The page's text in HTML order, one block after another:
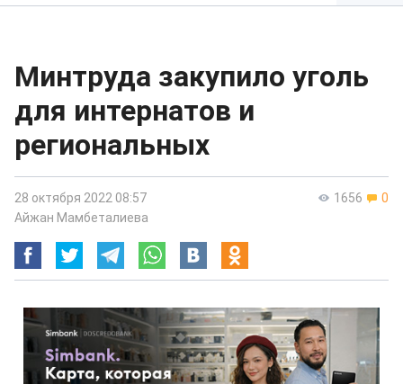
Минтруда закупило уголь
для интернатов и
региональных
1656 0
28 октября 2022 08:57
Айжан Мамбеталиева